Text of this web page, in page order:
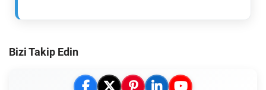
Bizi Takip Edin